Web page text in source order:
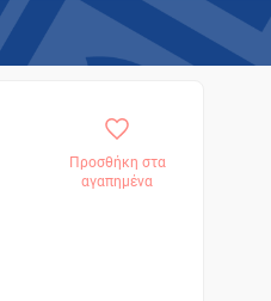
Προσθήκη στα
αγαπημένα